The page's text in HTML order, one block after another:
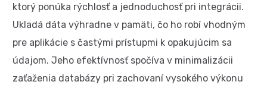
ktorý ponúka rýchlosť a jednoduchosť pri integrácii.
Ukladá dáta výhradne v pamäti, čo ho robí vhodným
pre aplikácie s častými prístupmi k opakujúcim sa
údajom. Jeho efektívnosť spočíva v minimalizácii
zaťaženia databázy pri zachovaní vysokého výkonu